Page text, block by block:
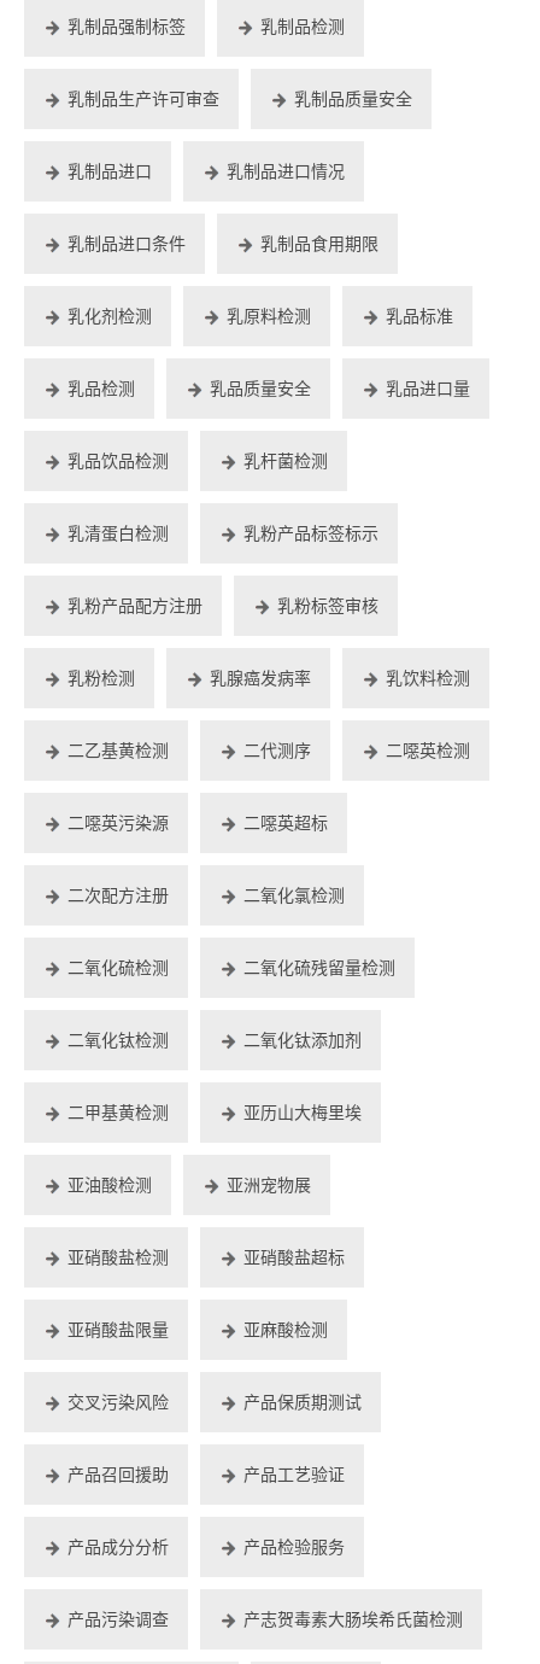
乳制品强制标签 乳制品检测
乳制品生产许可审查 乳制品质量安全
乳制品进口 乳制品进口情况
乳制品进口条件 乳制品食用期限
乳化剂检测 乳原料检测 乳品标准
乳品检测 乳品质量安全 乳品进口量
乳品饮品检测 乳杆菌检测
乳清蛋白检测 乳粉产品标签标示
乳粉产品配方注册 乳粉标签审核
乳粉检测 乳腺癌发病率 乳饮料检测
二乙基黄检测 二代测序 二噁英检测
二噁英污染源 二噁英超标
二次配方注册 二氧化氯检测
二氧化硫检测 二氧化硫残留量检测
二氧化钛检测 二氧化钛添加剂
二甲基黄检测 亚历山大梅里埃
亚油酸检测 亚洲宠物展
亚硝酸盐检测 亚硝酸盐超标
亚硝酸盐限量 亚麻酸检测
交叉污染风险 产品保质期测试
产品召回援助 产品工艺验证
产品成分分析 产品检验服务
产品污染调查 产志贺毒素大肠埃希氏菌检测